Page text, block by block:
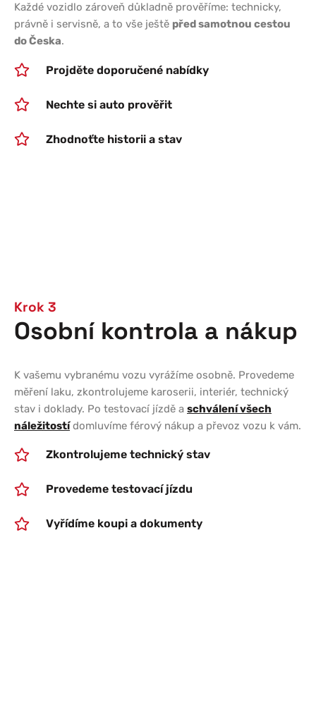
Každé vozidlo zároveň důkladně prověříme: technicky,
právně i servisně, a to vše ještě před samotnou cestou
do Česka.
Projděte doporučené nabídky
Nechte si auto prověřit
Zhodnoťte historii a stav
Krok 3
Osobní kontrola a nákup
K vašemu vybranému vozu vyrážíme osobně. Provedeme
měření laku, zkontrolujeme karoserii, interiér, technický
stav i doklady. Po testovací jízdě a schválení všech
náležitostídomluvíme férový nákup a převoz vozu k vám.
Zkontrolujeme technický stav
Provedeme testovací jízdu
Vyřídíme koupi a dokumenty